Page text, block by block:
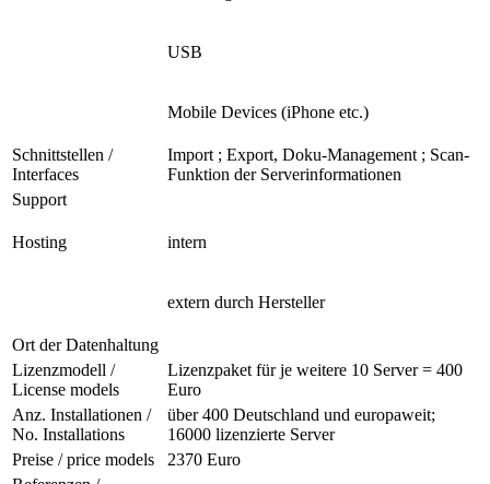
USB
Mobile Devices (iPhone etc.)
Schnittstellen /
Interfaces
Import ; Export, Doku-Management ; Scan-
Funktion der Serverinformationen
Support
Hosting intern
extern durch Hersteller
Ort der Datenhaltung
Lizenzmodell /
License models
Lizenzpaket für je weitere 10 Server = 400
Euro
Anz. Installationen /
No. Installations
über 400 Deutschland und europaweit;
16000 lizenzierte Server
Preise / price models
2370 Euro